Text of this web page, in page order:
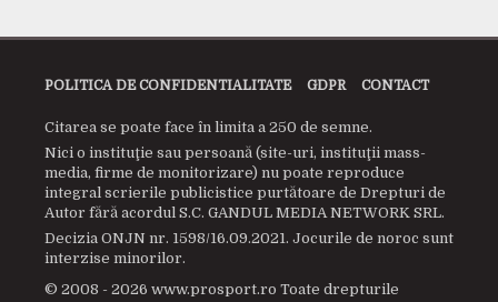
POLITICA DE CONFIDENTIALITATE GDPR CONTACT
Citarea se poate face în limita a 250 de semne.
Nici o instituţie sau persoană (site-uri, instituţii mass-
media, firme de monitorizare) nu poate reproduce
integral scrierile publicistice purtătoare de Drepturi de
Autor fără acordul S.C. GANDUL MEDIA NETWORK SRL.
Decizia ONJN nr. 1598/16.09.2021. Jocurile de noroc sunt
interzise minorilor.
© 2008 - 2026 www.prosport.ro Toate drepturile